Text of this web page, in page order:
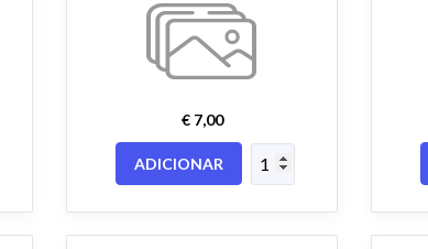
€ 7,00
ADICIONAR